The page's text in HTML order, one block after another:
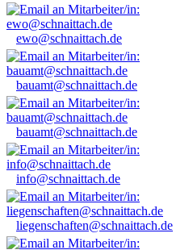
ewo@schnaittach.de
bauamt@schnaittach.de
bauamt@schnaittach.de
info@schnaittach.de
liegenschaften@schnaittach.de